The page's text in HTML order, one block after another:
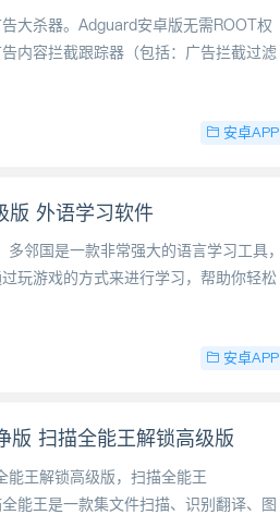
大杀器。Adguard安卓版无需ROOT权
内容拦截跟踪器（包括：广告拦截过滤
安卓APP
版 外语学习软件
邻国是一款非常强大的语言学习工具
玩游戏的方式来进行学习，帮助你轻松
安卓APP
扫描全能王解锁高级版
王解锁高级版，扫描全能王
能王是一款集文件扫描、识别翻译、图